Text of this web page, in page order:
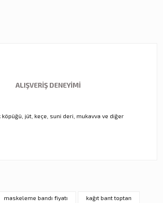
ALIŞVERIŞ DENEYIMI
jüt, keçe, suni deri, mukavva ve diğer
maskeleme bandı fiyatı kağıt bant toptan